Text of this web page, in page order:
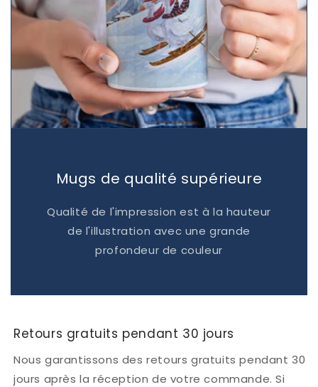
Mugs de qualité supérieure
Qualité de l'impression est à la hauteur
de l'illustration avec une grande
profondeur de couleur
Retours gratuits pendant 30 jours
Nous garantissons des retours gratuits pendant 30
jours après la réception de votre commande. Si